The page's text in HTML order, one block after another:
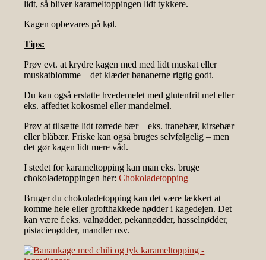
lidt, så bliver karameltoppingen lidt tykkere.
Kagen opbevares på køl.
Tips:
Prøv evt. at krydre kagen med med lidt muskat eller
muskatblomme – det klæder bananerne rigtig godt.
Du kan også erstatte hvedemelet med glutenfrit mel eller
eks. affedtet kokosmel eller mandelmel.
Prøv at tilsætte lidt tørrede bær – eks. tranebær, kirsebær
eller blåbær. Friske kan også bruges selvfølgelig – men
det gør kagen lidt mere våd.
I stedet for karameltopping kan man eks. bruge
chokoladetoppingen her:Chokoladetopping
Bruger du chokoladetopping kan det være lækkert at
komme hele eller grofthakkede nødder i kagedejen. Det
kan være f.eks. valnødder, pekannødder, hasselnødder,
pistacienødder, mandler osv.